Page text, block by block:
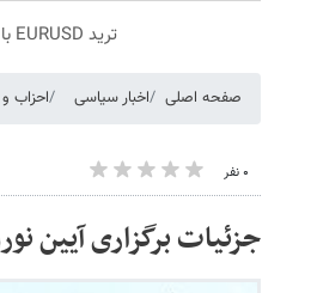
ترید EURUSD با اسپرد از صفر پیپ
صفحه اصلی اخبار سیاسی احزاب
۰ نفر
جزئیات برگزاری آیین